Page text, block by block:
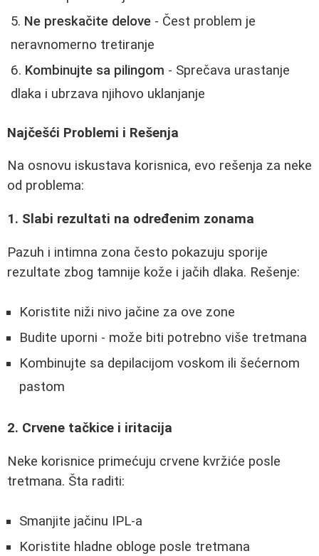
Ne preskačite delove - Čest problem je
neravnomerno tretiranje
Kombinujte sa pilingom - Sprečava urastanje
dlaka i ubrzava njihovo uklanjanje
Najčešći Problemi i Rešenja
Na osnovu iskustava korisnica, evo rešenja za neke
od problema:
1. Slabi rezultati na određenim zonama
Pazuh i intimna zona često pokazuju sporije
rezultate zbog tamnije kože i jačih dlaka. Rešenje:
Koristite niži nivo jačine za ove zone
Budite uporni - može biti potrebno više tretmana
Kombinujte sa depilacijom voskom ili šećernom
pastom
2. Crvene tačkice i iritacija
Neke korisnice primećuju crvene kvržiće posle
tretmana. Šta raditi:
Smanjite jačinu IPL-a
Koristite hladne obloge posle tretmana